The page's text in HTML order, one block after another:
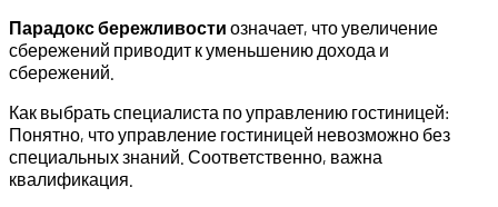
Парадокс бережливости означает, что увеличение
сбережений приводит к уменьшению дохода и
сбережений.
Как выбрать специалиста по управлению гостиницей:
Понятно, что управление гостиницей невозможно без
специальных знаний. Соответственно, важна
квалификация.